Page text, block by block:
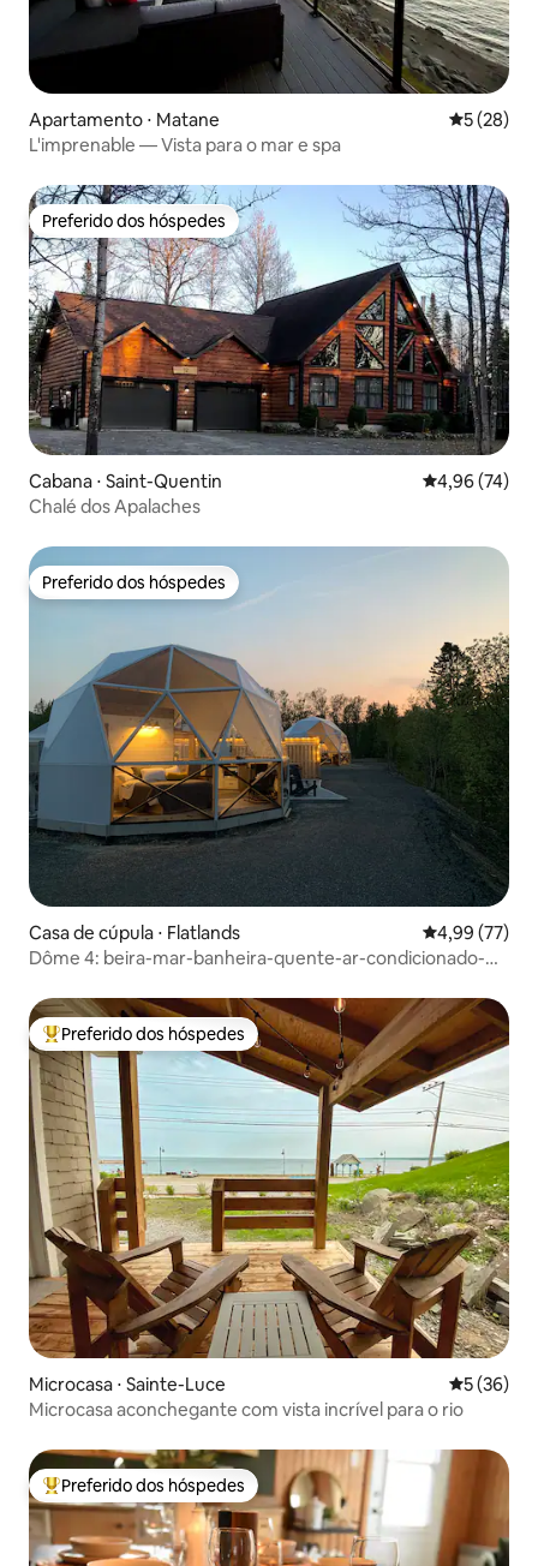
Apartamento ⋅ Matane 5 de uma
5 (28)
L'imprenable — Vista para o mar e spa
Preferido dos hóspedes
Preferido dos hóspedes
Cabana ⋅ Saint-Quentin 4,96 de uma
4,96 (74)
Chalé dos Apalaches
Preferido dos hóspedes
Preferido dos hóspedes
Casa de cúpula ⋅ Flatlands 4,99 de uma
4,99 (77)
Dôme 4: beira-mar-banheira-quente-ar-condicionado-
Entre os melhores preferidos dos hóspedes
Preferido dos hóspedes
Microcasa ⋅ Sainte-Luce 5 de uma
5 (36)
Microcasa aconchegante com vista incrível para o rio
Entre os melhores preferidos dos hóspedes
Preferido dos hóspedes